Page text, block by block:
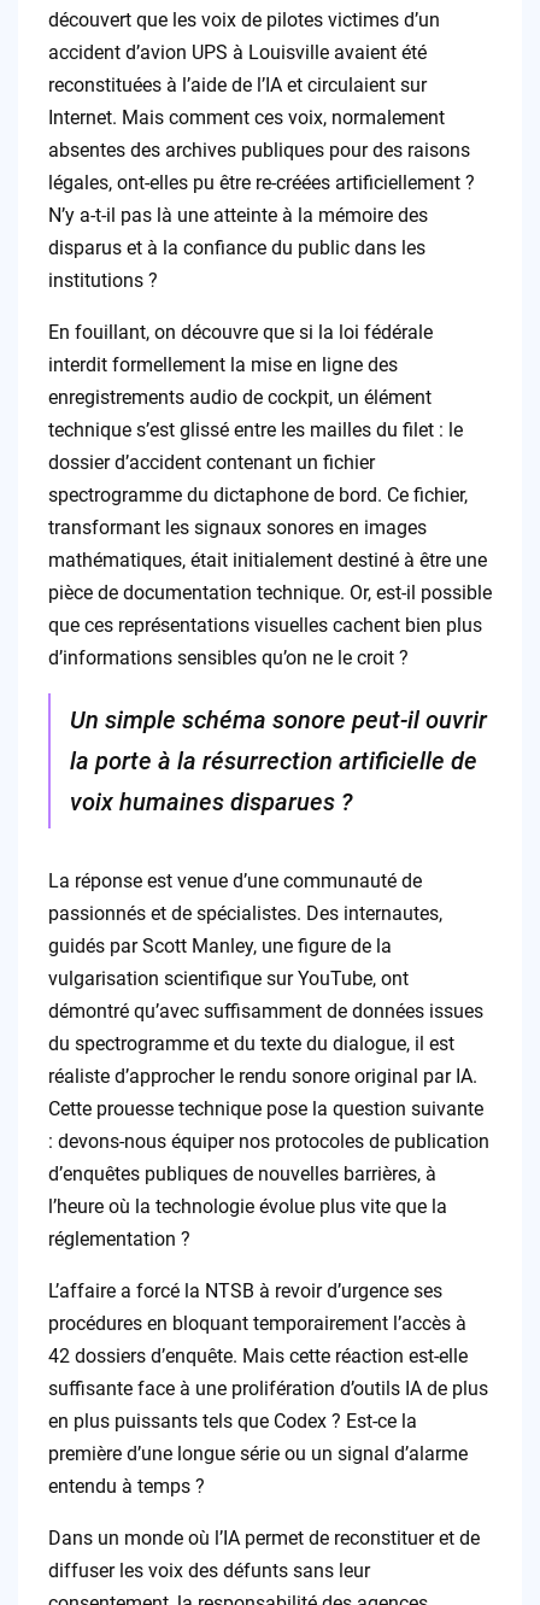
découvert que les voix de pilotes victimes d’un
accident d’avion UPS à Louisville avaient été
reconstituées à l’aide de l’IA et circulaient sur
Internet. Mais comment ces voix, normalement
absentes des archives publiques pour des raisons
légales, ont-elles pu être re-créées artificiellement ?
N’y a-t-il pas là une atteinte à la mémoire des
disparus et à la confiance du public dans les
institutions ?
En fouillant, on découvre que si la loi fédérale
interdit formellement la mise en ligne des
enregistrements audio de cockpit, un élément
technique s’est glissé entre les mailles du filet : le
dossier d’accident contenant un fichier
spectrogramme du dictaphone de bord. Ce fichier,
transformant les signaux sonores en images
mathématiques, était initialement destiné à être une
pièce de documentation technique. Or, est-il possible
que ces représentations visuelles cachent bien plus
d’informations sensibles qu’on ne le croit ?
Un simple schéma sonore peut-il ouvrir
la porte à la résurrection artificielle de
voix humaines disparues ?
La réponse est venue d’une communauté de
passionnés et de spécialistes. Des internautes,
guidés par Scott Manley, une figure de la
vulgarisation scientifique sur YouTube, ont
démontré qu’avec suffisamment de données issues
du spectrogramme et du texte du dialogue, il est
réaliste d’approcher le rendu sonore original par IA.
Cette prouesse technique pose la question suivante
: devons-nous équiper nos protocoles de publication
d’enquêtes publiques de nouvelles barrières, à
l’heure où la technologie évolue plus vite que la
réglementation ?
L’affaire a forcé la NTSB à revoir d’urgence ses
procédures en bloquant temporairement l’accès à
42 dossiers d’enquête. Mais cette réaction est-elle
suffisante face à une prolifération d’outils IA de plus
en plus puissants tels que Codex ? Est-ce la
première d’une longue série ou un signal d’alarme
entendu à temps ?
Dans un monde où l’IA permet de reconstituer et de
diffuser les voix des défunts sans leur